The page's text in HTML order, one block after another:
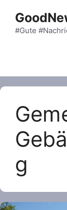
content
#Gute
g